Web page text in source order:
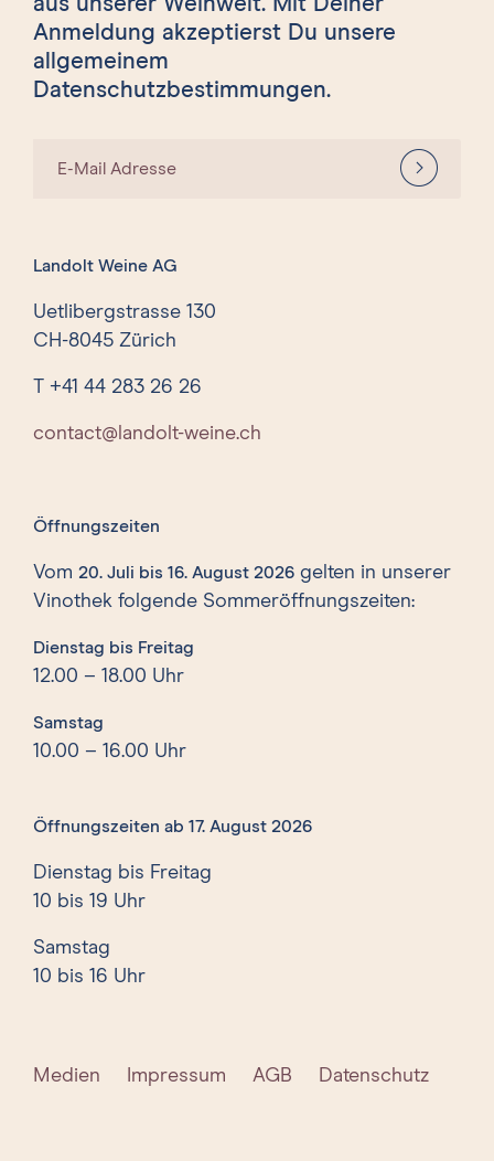
aus unserer Weinwelt. Mit Deiner
Anmeldung akzeptierst Du unsere
allgemeinem
Datenschutzbestimmungen.
Landolt Weine AG
Uetlibergstrasse 130
CH-8045 Zürich
T +41 44 283 26 26
contact@landolt-weine.ch
Öffnungszeiten
Vom 20. Juli bis 16. August 2026 gelten in unserer
Vinothek folgende Sommeröffnungszeiten:
Dienstag bis Freitag
12.00 – 18.00 Uhr
Samstag
10.00 – 16.00 Uhr
Öffnungszeiten ab 17. August 2026
Dienstag bis Freitag
10 bis 19 Uhr
Samstag
10 bis 16 Uhr
Medien Impressum AGB Datenschutz